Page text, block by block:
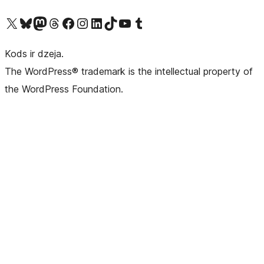
Apmeklējiet mūsu X (agrāk Twitter) kontu
Apmeklējiet mūsu Bluesky kontu
Apmeklējiet mūsu Mastodon kontu
Apmeklējiet mūsu Threads kontu
Apmeklējiet mūsu Facebook lapuApmeklējiet mūsu Instagram kontu
Apmeklējiet mūsu LinkedIn kontu
Apmeklējiet mūsu TikTok kontu
Apmeklējiet mūsu YouTube kanālu
Apmeklējiet mūsu Tumblr kontu
Kods ir dzeja.
The WordPress® trademark is the intellectual property of
the WordPress Foundation.